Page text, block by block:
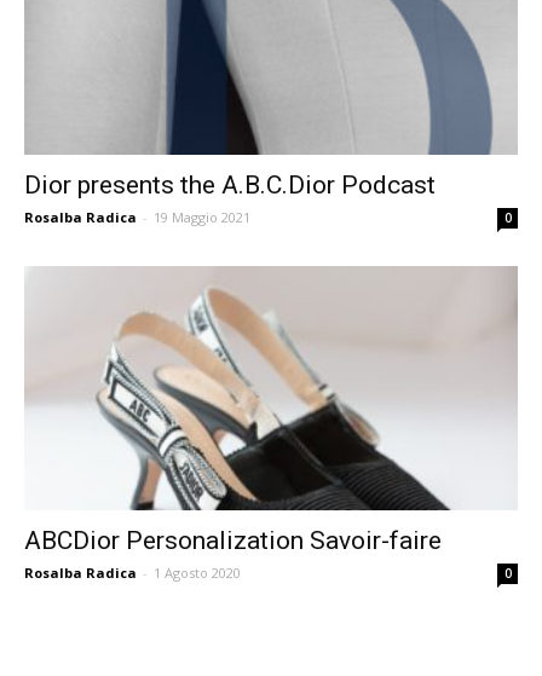
Dior presents the A.B.C.Dior Podcast
Rosalba Radica - 19 Maggio 2021 0
ABCDior Personalization Savoir-faire
Rosalba Radica - 1 Agosto 2020 0